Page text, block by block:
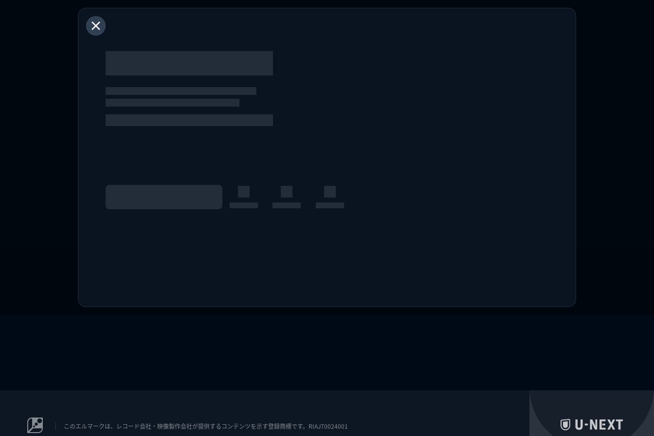
このエルマークは、レコード会社・映像製作会社が提供するコンテンツを示す登録商標です。RIAJ70024001